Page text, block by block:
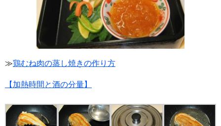
≫鶏むね肉の蒸し焼きの作り方
【加熱時間と酒の分量】